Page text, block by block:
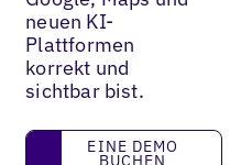
neuen KI-
Plattformen
korrekt und
sichtbar bist.
eine Demo buchen
EINE DEMO
BUCHEN